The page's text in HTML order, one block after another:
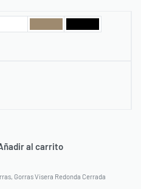
al carrito
, Gorras Visera Redonda Cerrada